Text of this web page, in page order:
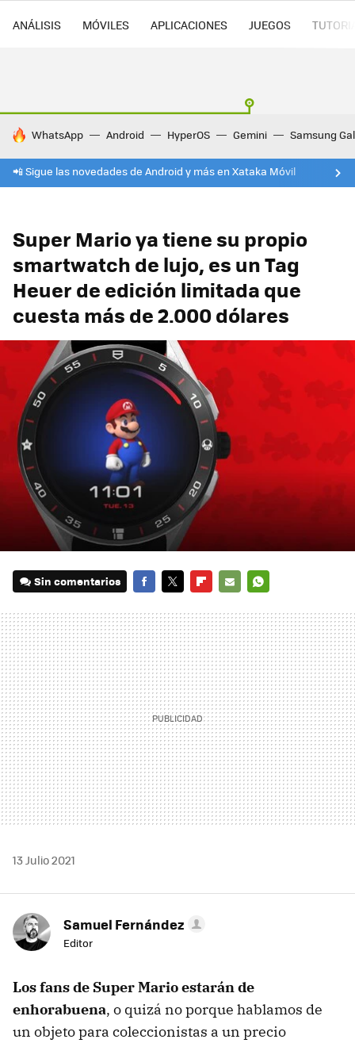
ANÁLISIS MÓVILES APLICACIONES JUEGOS
HOY SE HABLA DE
WhatsApp Android HyperOS Gemini Samsung
📲 Sigue las novedades de Android y más en Xataka Móvil
Super Mario ya tiene su propio
smartwatch de lujo, es un Tag
Heuer de edición limitada que
cuesta más de 2.000 dólares
Sin comentarios
MAIL
13 Julio 2021
Samuel Fernández
Editor
Los fans de Super Mario estarán de
enhorabuena, o quizá no porque hablamos de
un objeto para coleccionistas a un precio